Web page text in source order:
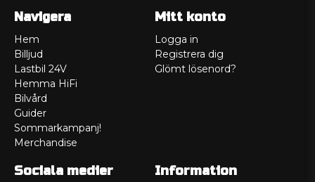
Navigera
Hem
Billjud
Lastbil 24V
Hemma HiFi
Bilvård
Guider
Sommarkampanj!
Merchandise
Mitt konto
Logga in
Registrera dig
Glömt lösenord?
Sociala medier Information